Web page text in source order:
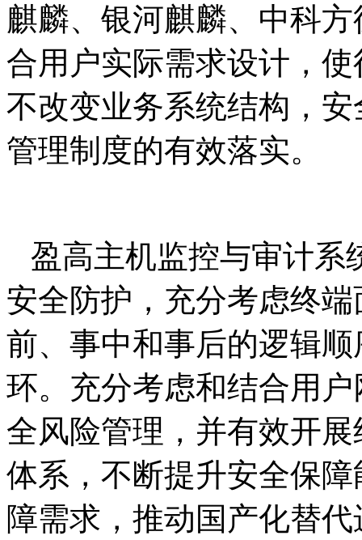
麒麟、银河麒麟、中科方
合用户实际需求设计，
不改变业务系统结构，
管理制度的有效落实。
盈高主机监控与审计系
安全防护，充分考虑终
前、事中和事后的逻辑
环。充分考虑和结合用
全风险管理，并有效开
体系，不断提升安全保
障需求，推动国产化替